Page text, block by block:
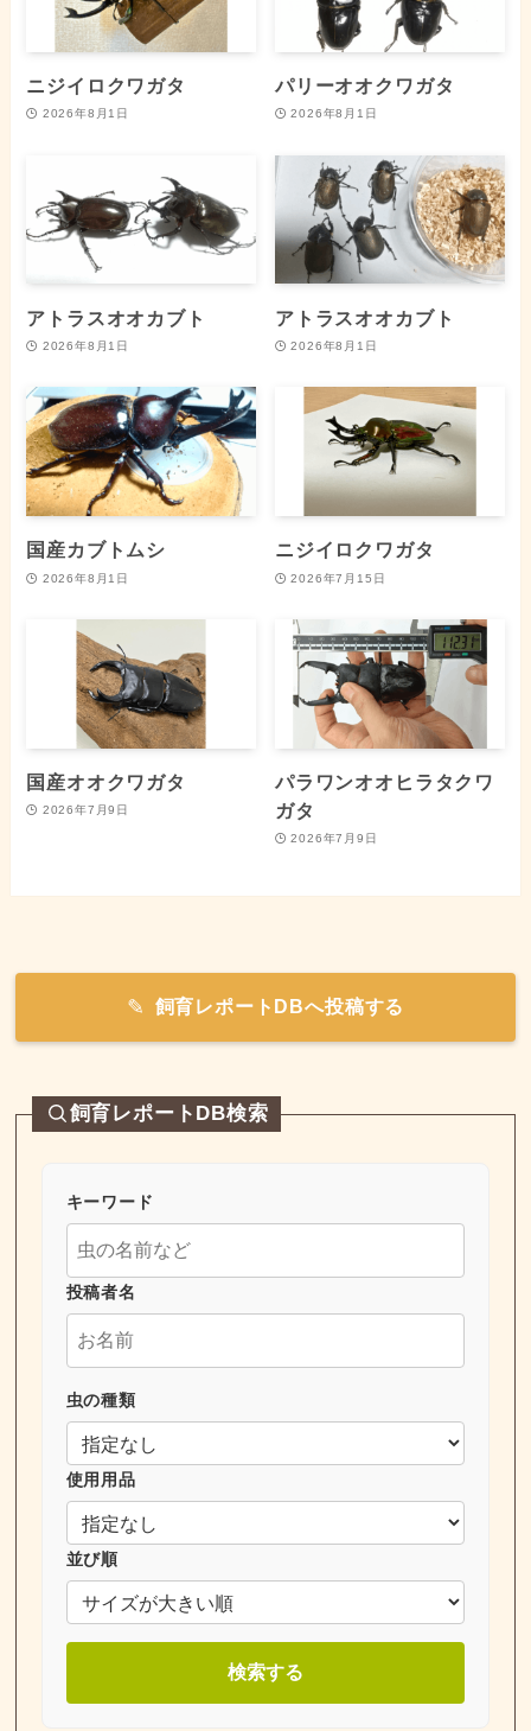
ニジイロクワガタ
2026年8月1日
パリーオオクワガタ
2026年8月1日
アトラスオオカブト
2026年8月1日
アトラスオオカブト
2026年8月1日
国産カブトムシ
2026年8月1日
ニジイロクワガタ
2026年7月15日
国産オオクワガタ
2026年7月9日
パラワンオオヒラタクワ
ガタ
2026年7月9日
飼育レポートDBへ投稿する
飼育レポートDB検索
キーワード
投稿者名
虫の種類
使用用品
並び順
検索する